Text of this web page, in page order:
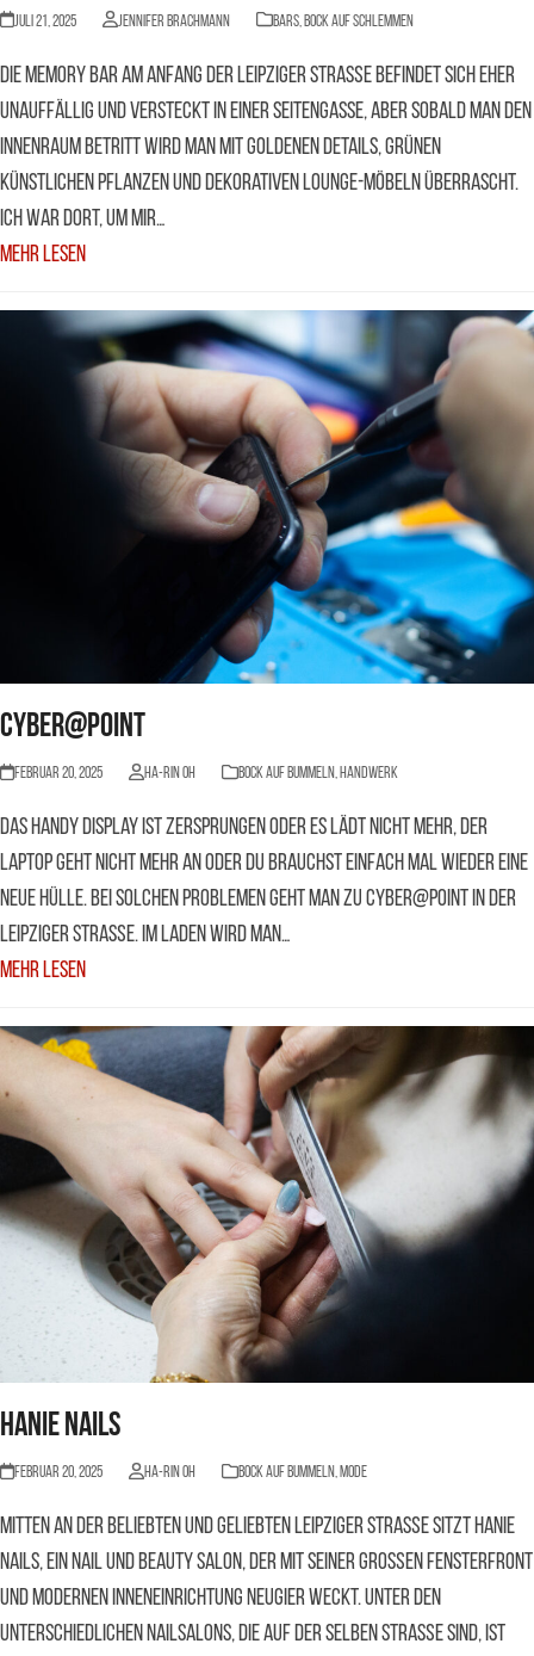
Juli 21, 2025 Jennifer Brachmann Bars, BOCK AUF SCHLEMMEN
Die Memory Bar am Anfang der Leipziger Straße befindet sich eher
unauffällig und versteckt in einer Seitengasse, aber sobald man den
Innenraum betritt wird man mit goldenen Details, grünen
künstlichen Pflanzen und dekorativen Lounge-Möbeln überrascht.
Ich war dort, um mir…
Mehr Lesen
Cyber@Point
Februar 20, 2025 Ha-Rin Oh BOCK AUF BUMMELN,Handwerk
Das Handy Display ist zersprungen oder es lädt nicht mehr, der
Laptop geht nicht mehr an oder du brauchst einfach mal wieder eine
neue Hülle. Bei solchen Problemen geht man zu Cyber@Point in der
Leipziger Straße. Im Laden wird man…
Mehr Lesen
Hanie Nails
Februar 20, 2025 Ha-Rin Oh BOCK AUF BUMMELN,Mode
Mitten an der beliebten und geliebten Leipziger Straße sitzt Hanie
Nails, ein Nail und Beauty Salon, der mit seiner großen Fensterfront
und modernen Inneneinrichtung Neugier weckt. Unter den
unterschiedlichen Nailsalons, die auf der selben Straße sind, ist